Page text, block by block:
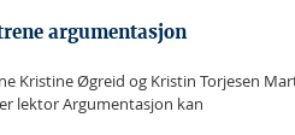
argumentasjon
Kristine Øgreid og Kristin Torjesen
lektor Argumentasjon kan